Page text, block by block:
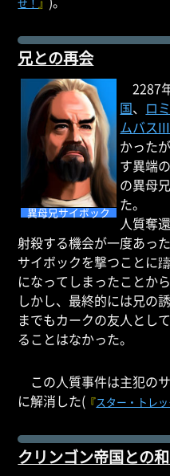
兄との再会
異母兄サイボック
2287
国、 ロ
ムバスIII
かった
す異端
の異母
た。
人質奪
射殺する機会が一度あっ
サイボックを撃つことに
になってしまったことか
しかし、最終的には兄の
までもカークの友人とし
ることはなかった。
この人質事件は主犯の
に解消した( 『スター・トレ
クリンゴン帝国との